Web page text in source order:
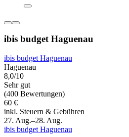
ibis budget Haguenau
ibis budget Haguenau
Haguenau
8,0/10
Sehr gut
(400 Bewertungen)
60 €
inkl. Steuern & Gebühren
27. Aug.–28. Aug.
ibis budget Haguenau